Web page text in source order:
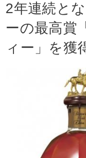
2年連続と
ーの最高賞
ィー」を獲